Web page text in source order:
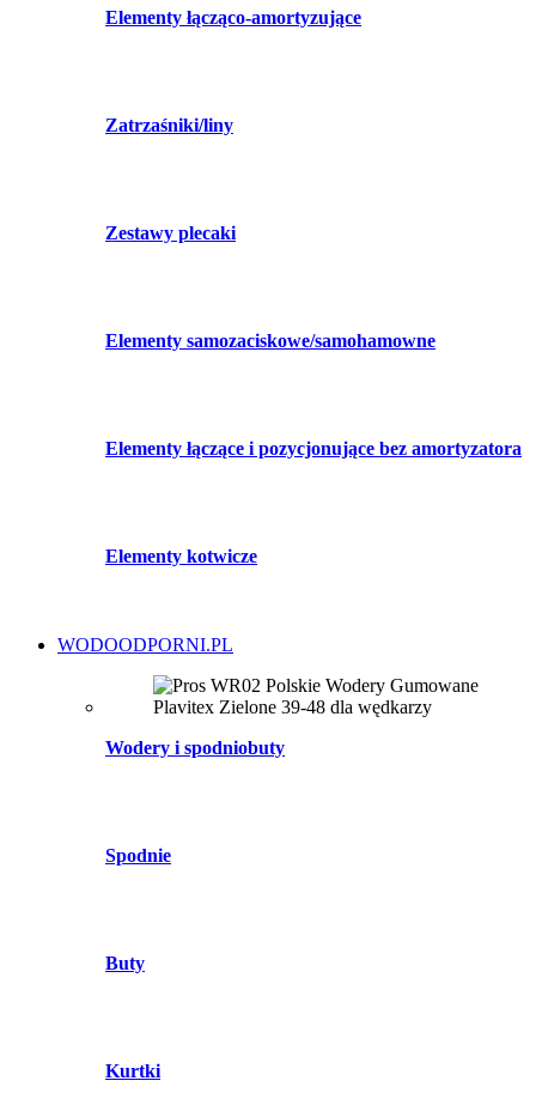
Elementy łącząco-amortyzujące
Zatrzaśniki/liny
Zestawy plecaki
Elementy samozaciskowe/samohamowne
Elementy łączące i pozycjonujące bez amortyzatora
Elementy kotwicze
WODOODPORNI.PL
Wodery i spodniobuty
Spodnie
Buty
Kurtki